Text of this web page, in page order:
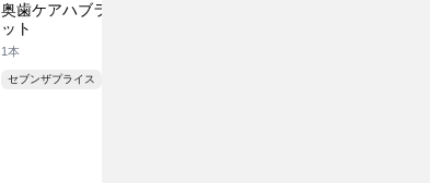
奥歯ケアハブラシ 山型カ
ット
1本
セブンザプライス